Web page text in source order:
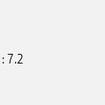
7.2